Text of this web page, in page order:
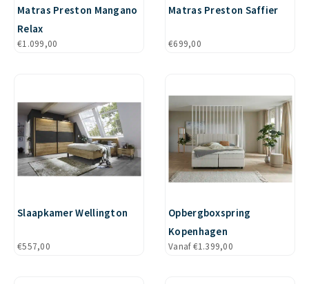
Matras Preston Mangano
Relax
€1.099,00
Matras Preston Saffier
€699,00
Slaapkamer Wellington
€557,00
Opbergboxspring
Kopenhagen
Vanaf€1.399,00